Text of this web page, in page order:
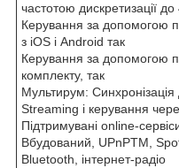
частотою дискретизації
Керування за допомогою
з iOS і Android так
Керування за допомогою
комплекту, так
Мультирум: Синхронізація
Streaming і керування
Підтримувані online-
Вбудований, UPnPTM,
Bluetooth, інтернет-радіо